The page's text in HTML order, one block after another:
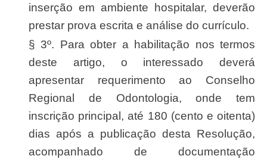
inserção em ambiente hospitalar, deverão
prestar prova escrita e análise do currículo.
§ 3º. Para obter a habilitação nos termos
deste artigo, o interessado deverá
apresentar requerimento ao Conselho
Regional de Odontologia, onde tem
inscrição principal, até 180 (cento e oitenta)
dias após a publicação desta Resolução,
acompanhado de documentação